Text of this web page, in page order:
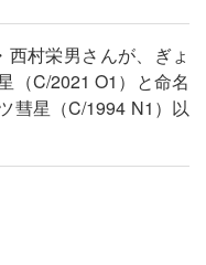
村栄男さんが、ぎょ
（C/2021 O1）と命名
彗星（C/1994 N1）以